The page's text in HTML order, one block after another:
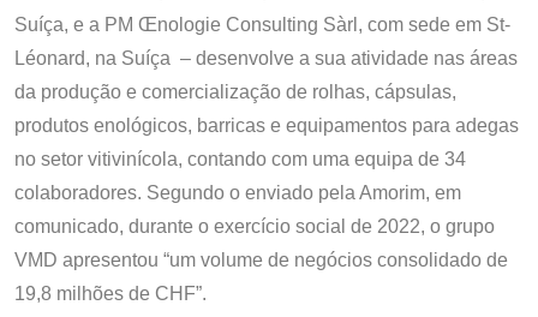
Suíça, e a PM Œnologie Consulting Sàrl, com sede em St-
Léonard, na Suíça – desenvolve a sua atividade nas áreas
da produção e comercialização de rolhas, cápsulas,
produtos enológicos, barricas e equipamentos para adegas
no setor vitivinícola, contando com uma equipa de 34
colaboradores. Segundo o enviado pela Amorim, em
comunicado, durante o exercício social de 2022, o grupo
VMD apresentou “um volume de negócios consolidado de
19,8 milhões de CHF”.